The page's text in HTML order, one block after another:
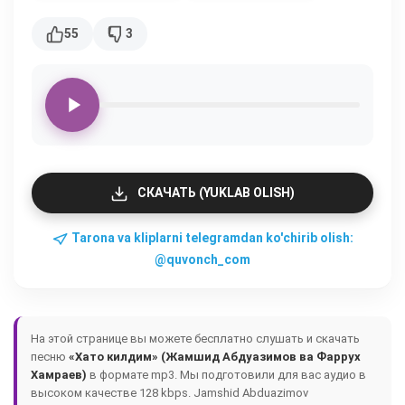
55 3
СКАЧАТЬ (YUKLAB OLISH)
Tarona va kliplarni telegramdan ko'chirib olish:
@quvonch_com
На этой странице вы можете бесплатно слушать и скачать
песню «Хато килдим» (Жамшид Абдуазимов ва Фаррух
Хамраев) в формате mp3. Мы подготовили для вас аудио в
высоком качестве 128 kbps. Jamshid Abduazimov